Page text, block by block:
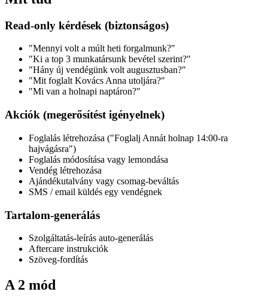
Read-only kérdések (biztonságos)
"Mennyi volt a múlt heti forgalmunk?"
"Ki a top 3 munkatársunk bevétel szerint?"
"Hány új vendégünk volt augusztusban?"
"Mit foglalt Kovács Anna utoljára?"
"Mi van a holnapi naptáron?"
Akciók (megerősítést igényelnek)
Foglalás létrehozása ("Foglalj Annát holnap 14:00-ra
hajvágásra")
Foglalás módosítása vagy lemondása
Vendég létrehozása
Ajándékutalvány vagy csomag-beváltás
SMS / email küldés egy vendégnek
Tartalom-generálás
Szolgáltatás-leírás auto-generálás
Aftercare instrukciók
Szöveg-fordítás
A 2 mód